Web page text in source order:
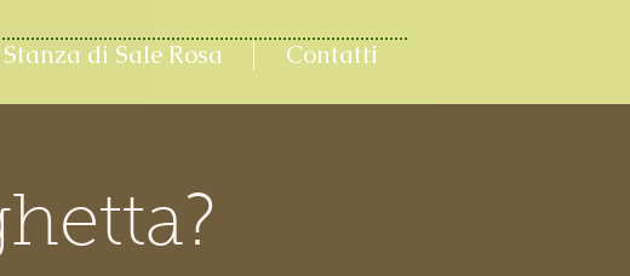
Stanza di Sale Rosa Contatti